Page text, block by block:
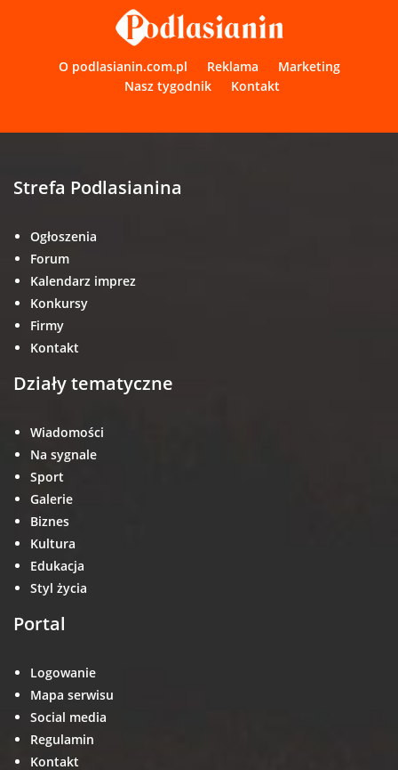
O podlasianin.com.pl Reklama
Marketing
Nasz tygodnik
Kontakt
Strefa Podlasianina
Ogłoszenia
Forum
Kalendarz imprez
Konkursy
Firmy
Kontakt
Działy tematyczne
Wiadomości
Na sygnale
Sport
Galerie
Biznes
Kultura
Edukacja
Styl życia
Portal
Logowanie
Mapa serwisu
Social media
Regulamin
Kontakt